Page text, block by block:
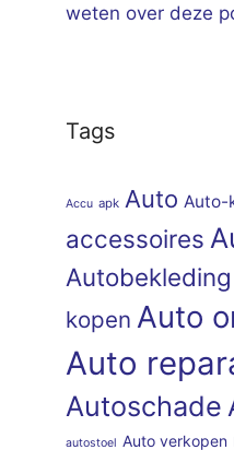
weten over deze
Tags
Accu apk Auto Auto-
accessoires
Autobekleding
kopen Auto
Auto
Autoschade
autostoel Auto verkopen